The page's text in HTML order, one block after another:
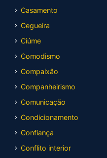
Casamento
Cegueira
Ciúme
Comodismo
Compaixão
Companheirismo
Comunicação
Condicionamento
Confiança
Conflito interior